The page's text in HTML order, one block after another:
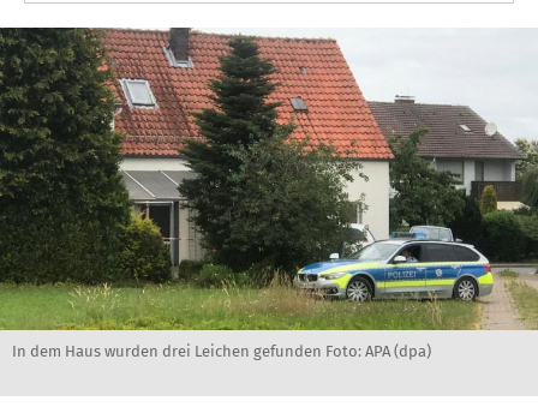
In dem Haus wurden drei Leichen gefunden Foto: APA (dpa)